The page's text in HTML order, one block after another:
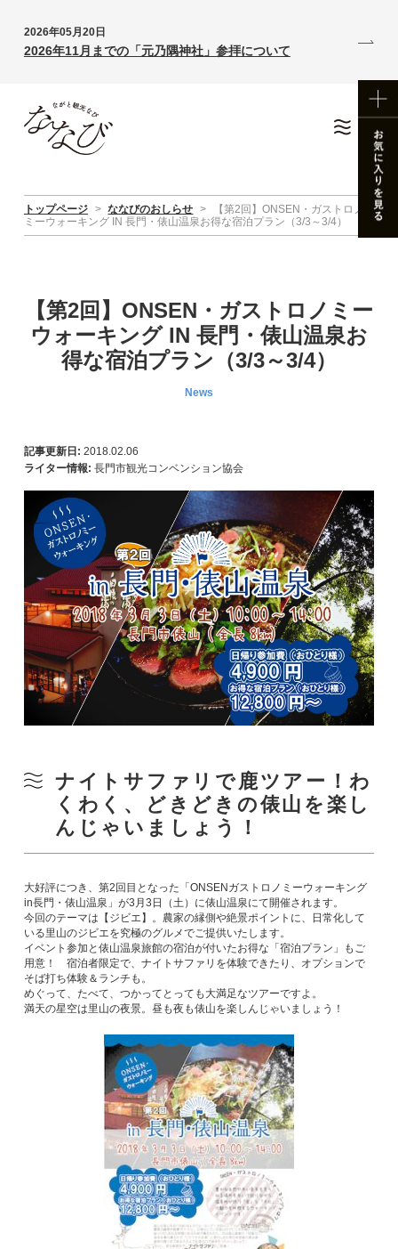
2026年05月20日
2026年11月までの「元乃隅神社」参拝について
トップページ > ななびのおしらせ >
【第2回】ONSEN・ガストロノ
ミーウォーキング IN 長門・俵山温泉お得な宿泊プラン（3/3～3/4）
【第2回】ONSEN・ガストロノミー
ウォーキング IN 長門・俵山温泉お
得な宿泊プラン（3/3～3/4）
News
記事更新日: 2018.02.06
ライター情報: 長門市観光コンベンション協会
ナイトサファリで鹿ツアー！わ
くわく、どきどきの俵山を楽し
んじゃいましょう！
大好評につき、第2回目となった「ONSENガストロノミーウォーキング
in長門・俵山温泉」が3月3日（土）に俵山温泉にて開催されます。
今回のテーマは【ジビエ】。農家の縁側や絶景ポイントに、日常化して
いる里山のジビエを究極のグルメでご提供いたします。
イベント参加と俵山温泉旅館の宿泊が付いたお得な「宿泊プラン」もご
用意！ 宿泊者限定で、ナイトサファリを体験できたり、オプションで
そば打ち体験＆ランチも。
めぐって、たべて、つかってとっても大満足なツアーですよ。
満天の星空は里山の夜景。昼も夜も俵山を楽しんじゃいましょう！